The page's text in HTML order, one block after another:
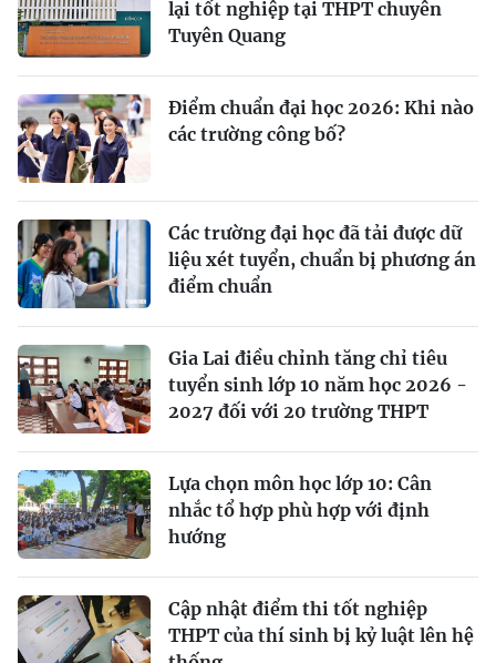
lại tốt nghiệp tại THPT chuyên
Tuyên Quang
Điểm chuẩn đại học 2026: Khi nào
các trường công bố?
Các trường đại học đã tải được dữ
liệu xét tuyển, chuẩn bị phương án
điểm chuẩn
Gia Lai điều chỉnh tăng chỉ tiêu
tuyển sinh lớp 10 năm học 2026 -
2027 đối với 20 trường THPT
Lựa chọn môn học lớp 10: Cân
nhắc tổ hợp phù hợp với định
hướng
Cập nhật điểm thi tốt nghiệp
THPT của thí sinh bị kỷ luật lên hệ